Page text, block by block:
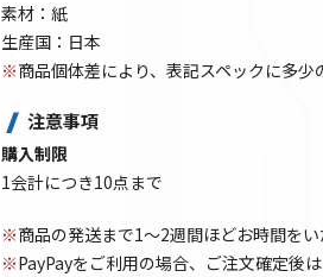
素材：紙
生産国：日本
※商品個体差により、表記スペックに多
注意事項
購入制限
1会計につき10点まで
※商品の発送まで1～2週間ほどお時間をい
※PayPayをご利用の場合、ご注文確定後